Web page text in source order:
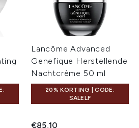
Lancôme Advanced
Genefique Herstellende
Nachtcrème 50 ml
20% KORTING | CODE:
SALELF
€85,10